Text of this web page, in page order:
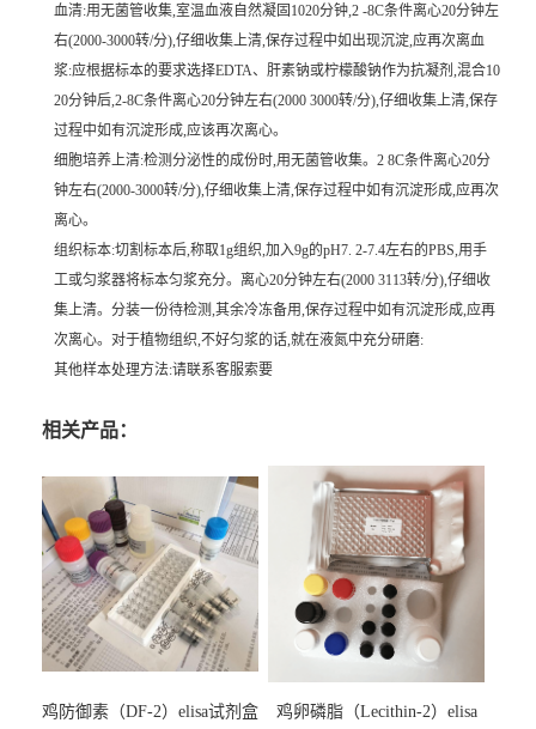
血清:用无菌管收集,室温血液自然凝固1020分钟,2 -8C条件离心20分钟左
右(2000-3000转/分),仔细收集上清,保存过程中如出现沉淀,应再次离血
浆:应根据标本的要求选择EDTA、肝素钠或柠檬酸钠作为抗凝剂,混合10
20分钟后,2-8C条件离心20分钟左右(2000 3000转/分),仔细收集上清,保存
过程中如有沉淀形成,应该再次离心。
细胞培养上清:检测分泌性的成份时,用无菌管收集。2 8C条件离心20分
钟左右(2000-3000转/分),仔细收集上清,保存过程中如有沉淀形成,应再次
离心。
组织标本:切割标本后,称取1g组织,加入9g的pH7. 2-7.4左右的PBS,用手
工或匀浆器将标本匀浆充分。离心20分钟左右(2000 3113转/分),仔细收
集上清。分装一份待检测,其余冷冻备用,保存过程中如有沉淀形成,应再
次离心。对于植物组织,不好匀浆的话,就在液氮中充分研磨:
其他样本处理方法:请联系客服索要
相关产品：
鸡防御素（DF-2）elisa试剂盒
鸡卵磷脂（Lecithin-2）elisa